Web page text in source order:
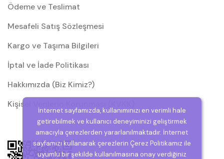
Ödeme ve Teslimat
Mesafeli Satış Sözleşmesi
Kargo ve Taşıma Bilgileri
İptal ve İade Politikası
Hakkımızda (Biz Kimiz?)
Kişisel Verilerin Korunması (KVKK)
İnternet sayfamızda, kullanımınızı en verimli hale
getirebilmek ve kullanıcı deneyiminizi geliştirmek
amacıyla çerezlerden yararlanılmaktadır. İnternet
sayfamızı kullanarak çerezlerin Çerez Politikamız ile
uyumlu bir şekilde kullanılmasına onay verdiğiniz